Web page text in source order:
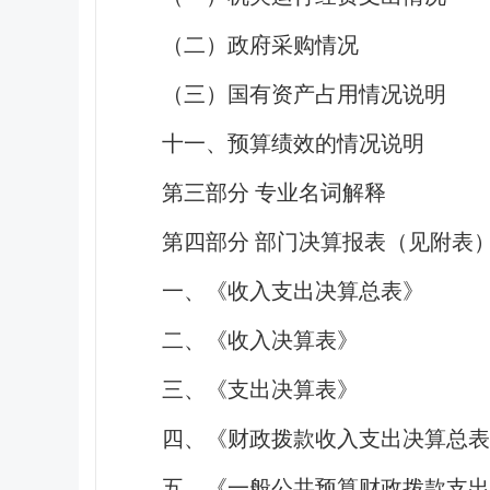
（二）政府采购情况
（三）国有资产占用情况说明
十一、预算绩效的情况说明
第三部分 专业名词解释
第四部分 部门决算报表（见附表）
一、《收入支出决算总表》
二、《收入决算表》
三、《支出决算表》
四、《财政拨款收入支出决算总表